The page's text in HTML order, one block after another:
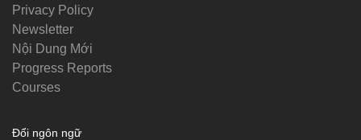
Privacy Policy
Newsletter
Nội Dung Mới
Progress Reports
Courses
Đổi ngôn ngữ